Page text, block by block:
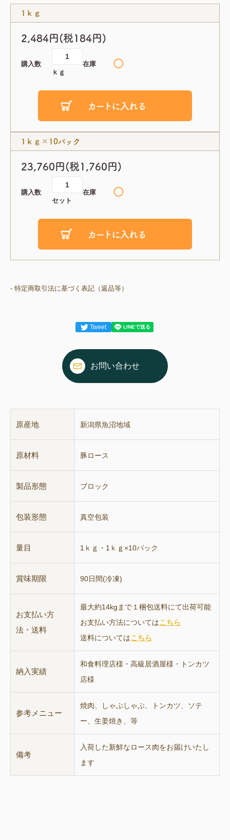
1ｋｇ
2,484円(税184円)
購入数
ｋｇ
在庫 ◯
1ｋｇ×10パック
23,760円(税1,760円)
購入数
セット
在庫 ◯
- 特定商取引法に基づく表記（返品等）
Tweet
お問い合わせ
原産地 新潟県魚沼地域
原材料 豚ロース
製品形態 ブロック
包装形態 真空包装
量目 1ｋｇ・1ｋｇ×10パック
賞味期限 90日間(冷凍)
お支払い方
法・送料
最大約14kgまで１梱包送料にて出荷可能
お支払い方法についてはこちら
送料についてはこちら
納入実績
和食料理店様・高級居酒屋様・トンカツ
店様
参考メニュー
焼肉、しゃぶしゃぶ、トンカツ、ソテ
ー、生姜焼き、等
備考
入荷した新鮮なロース肉をお届けいたし
ます